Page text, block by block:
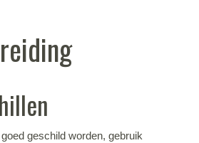
geschild worden, gebruik